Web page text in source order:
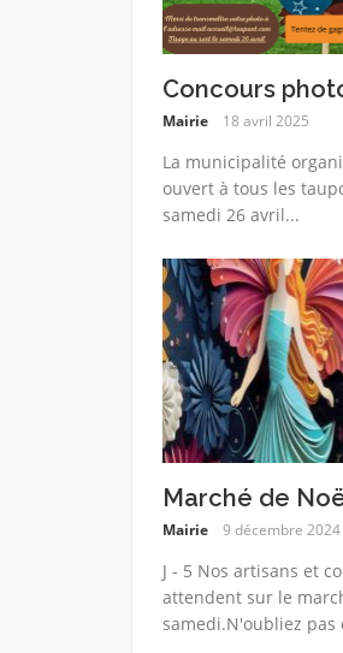
Concours
Mairie 18 avril 2025
La municipalité
ouvert à tous les
samedi 26 avril...
Marché de
Mairie 9 décembre 2024
J - 5 Nos artisans et
attendent sur le
samedi.N'oubliez pas